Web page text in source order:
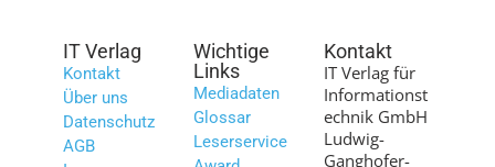
IT Verlag
Kontakt
Über uns
Datenschutz
AGB
Wichtige
Links
Mediadaten
Glossar
Leserservice
Kontakt
IT Verlag für
Informationst
echnik GmbH
Ludwig-
Ganghofer-